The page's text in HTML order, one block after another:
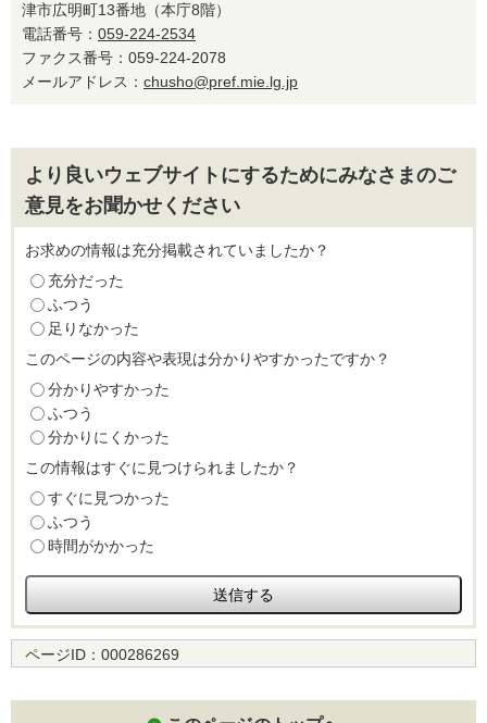
津市広明町13番地（本庁8階）
電話番号： 059-224-2534
ファクス番号：059-224-2078
メールアドレス： chusho@pref.mie.lg.jp
より良いウェブサイトにするためにみなさまのご
意見をお聞かせください
お求めの情報は充分掲載されていましたか？
充分だった
ふつう
足りなかった
このページの内容や表現は分かりやすかったですか？
分かりやすかった
ふつう
分かりにくかった
この情報はすぐに見つけられましたか？
すぐに見つかった
ふつう
時間がかかった
ページID： 000286269